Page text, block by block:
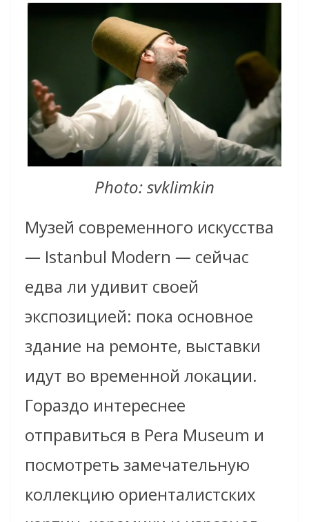
Photo: svklimkin
Музей современного искусства
— Istanbul Modern — сейчас
едва ли удивит своей
экспозицией: пока основное
здание на ремонте, выставки
идут во временной локации.
Гораздо интереснее
отправиться в Pera Museum и
посмотреть замечательную
коллекцию ориенталистских